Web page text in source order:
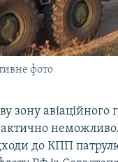
фото
зону авіаційного
до КПП